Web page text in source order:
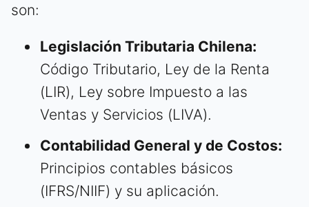
son:
Legislación Tributaria Chilena:
Código Tributario, Ley de la Renta
(LIR), Ley sobre Impuesto a las
Ventas y Servicios (LIVA).
Contabilidad General y de Costos:
Principios contables básicos
(IFRS/NIIF) y su aplicación.